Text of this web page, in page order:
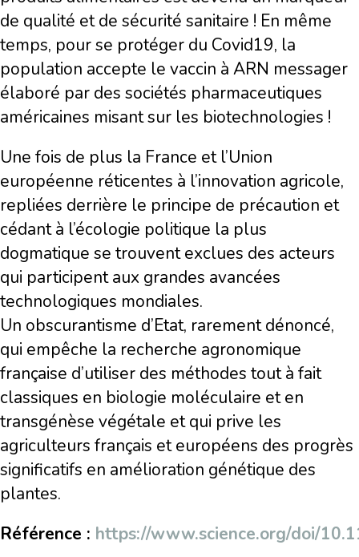
de qualité et de sécurité sanitaire ! En même
temps, pour se protéger du Covid19, la
population accepte le vaccin à ARN messager
élaboré par des sociétés pharmaceutiques
américaines misant sur les biotechnologies !
Une fois de plus la France et l’Union
européenne réticentes à l’innovation agricole,
repliées derrière le principe de précaution et
cédant à l’écologie politique la plus
dogmatique se trouvent exclues des acteurs
qui participent aux grandes avancées
technologiques mondiales.
Un obscurantisme d’Etat, rarement dénoncé,
qui empêche la recherche agronomique
française d’utiliser des méthodes tout à fait
classiques en biologie moléculaire et en
transgénèse végétale et qui prive les
agriculteurs français et européens des progrès
significatifs en amélioration génétique des
plantes.
Référence : https://www.science.org/doi/